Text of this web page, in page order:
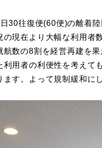
30往復便(60便)の離着
の現在より大幅な利用者
航数の8割を経営再建を
利用者の利便性を考えて
す。よって規制緩和に